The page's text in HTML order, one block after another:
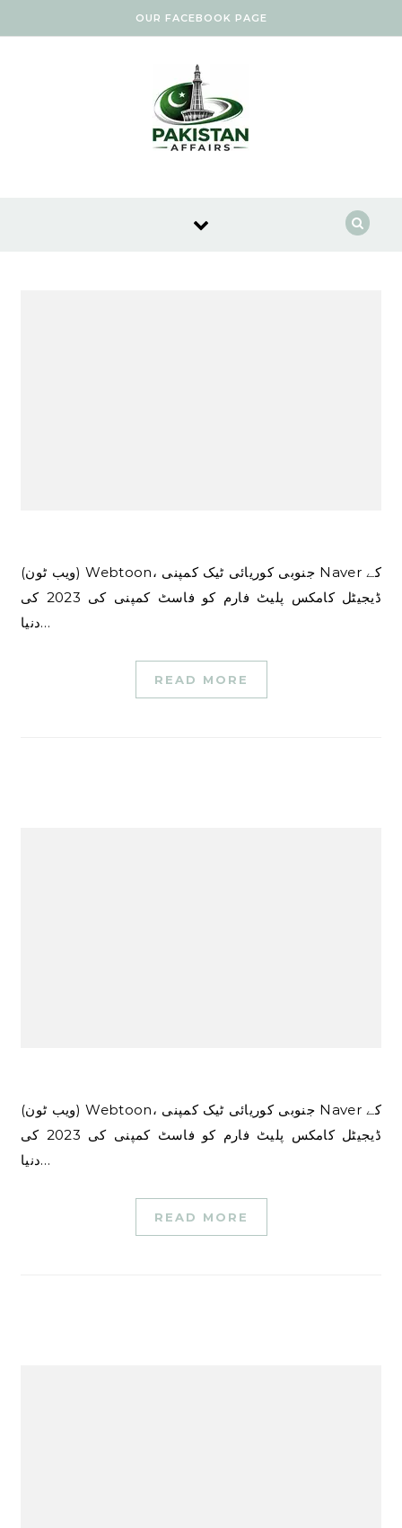
OUR FACEBOOK PAGE
(ویب ٹون) Webtoon، جنوبی کوریائی ٹیک کمپنی Naver کے
ڈیجیٹل کامکس پلیٹ فارم کو فاسٹ کمپنی کی 2023 کی
دنیا…
READ MORE
(ویب ٹون) Webtoon، جنوبی کوریائی ٹیک کمپنی Naver کے
ڈیجیٹل کامکس پلیٹ فارم کو فاسٹ کمپنی کی 2023 کی
دنیا…
READ MORE